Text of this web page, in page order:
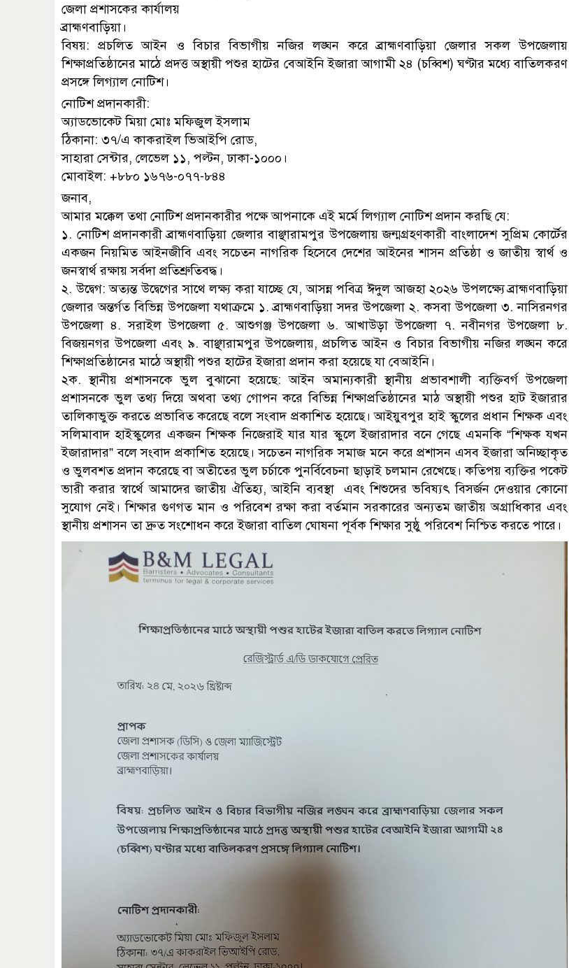
জেলা প্রশাসকের কার্যালয়
ব্রাহ্মণবাড়িয়া।
বিষয়: প্রচলিত আইন ও বিচার বিভাগীয় নজির লঙ্ঘন করে ব্রাহ্মণবাড়িয়া জেলার সকল উপজেলায়
শিক্ষাপ্রতিষ্ঠানের মাঠে প্রদত্ত অস্থায়ী পশুর হাটের বেআইনি ইজারা আগামী ২৪ (চব্বিশ) ঘণ্টার মধ্যে বাতিলকরণ
প্রসঙ্গে লিগ্যাল নোটিশ।
নোটিশ প্রদানকারী:
অ্যাডভোকেট মিয়া মোঃ মফিজুল ইসলাম
ঠিকানা: ৩৭/এ কাকরাইল ভিআইপি রোড,
সাহারা সেন্টার, লেভেল ১১, পল্টন, ঢাকা-১০০০।
মোবাইল: +৮৮০ ১৬৭৬-০৭৭-৮৪৪
জনাব,
আমার মক্কেল তথা নোটিশ প্রদানকারীর পক্ষে আপনাকে এই মর্মে লিগ্যাল নোটিশ প্রদান করছি যে:
১. নোটিশ প্রদানকারী ব্রাহ্মণবাড়িয়া জেলার বাঞ্ছারামপুর উপজেলায় জন্মগ্রহণকারী বাংলাদেশ সুপ্রিম কোর্টের
একজন নিয়মিত আইনজীবি এবং সচেতন নাগরিক হিসেবে দেশের আইনের শাসন প্রতিষ্ঠা ও জাতীয় স্বার্থ ও
জনস্বার্থ রক্ষায় সর্বদা প্রতিশ্রুতিবদ্ধ।
২. উদ্বেগ: অত্যন্ত উদ্বেগের সাথে লক্ষ্য করা যাচ্ছে যে, আসন্ন পবিত্র ঈদুল আজহা ২০২৬ উপলক্ষ্যে ব্রাহ্মণবাড়িয়া
জেলার অন্তর্গত বিভিন্ন উপজেলা যথাক্রমে ১. ব্রাহ্মণবাড়িয়া সদর উপজেলা ২. কসবা উপজেলা ৩. নাসিরনগর
উপজেলা ৪. সরাইল উপজেলা ৫. আশুগঞ্জ উপজেলা ৬. আখাউড়া উপজেলা ৭. নবীনগর উপজেলা ৮.
বিজয়নগর উপজেলা এবং ৯. বাঞ্ছারামপুর উপজেলায়, প্রচলিত আইন ও বিচার বিভাগীয় নজির লঙ্ঘন করে
শিক্ষাপ্রতিষ্ঠানের মাঠে অস্থায়ী পশুর হাটের ইজারা প্রদান করা হয়েছে যা বেআইনি।
২ক. স্থানীয় প্রশাসনকে ভুল বুঝানো হয়েছে: আইন অমান্যকারী স্থানীয় প্রভাবশালী ব্যক্তিবর্গ উপজেলা
প্রশাসনকে ভুল তথ্য দিয়ে অথবা তথ্য গোপন করে বিভিন্ন শিক্ষাপ্রতিষ্ঠানের মাঠ অস্থায়ী পশুর হাট ইজারার
তালিকাভুক্ত করতে প্রভাবিত করেছে বলে সংবাদ প্রকাশিত হয়েছে। আইয়ুবপুর হাই স্কুলের প্রধান শিক্ষক এবং
সলিমাবাদ হাইস্কুলের একজন শিক্ষক নিজেরাই যার যার স্কুলে ইজারাদার বনে গেছে এমনকি “শিক্ষক যখন
ইজারাদার” বলে সংবাদ প্রকাশিত হয়েছে। সচেতন নাগরিক সমাজ মনে করে প্রশাসন এসব ইজারা অনিচ্ছাকৃত
ও ভুলবশত প্রদান করেছে বা অতীতের ভুল চর্চাকে পুনর্বিবেচনা ছাড়াই চলমান রেখেছে। কতিপয় ব্যক্তির পকেট
ভারী করার স্বার্থে আমাদের জাতীয় ঐতিহ্য, আইনি ব্যবস্থা এবং শিশুদের ভবিষ্যৎ বিসর্জন দেওয়ার কোনো
সুযোগ নেই। শিক্ষার গুণগত মান ও পরিবেশ রক্ষা করা বর্তমান সরকারের অন্যতম জাতীয় অগ্রাধিকার এবং
স্থানীয় প্রশাসন তা দ্রুত সংশোধন করে ইজারা বাতিল ঘোষনা পূর্বক শিক্ষার সুষ্ঠু পরিবেশ নিশ্চিত করতে পারে।